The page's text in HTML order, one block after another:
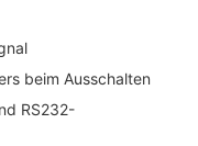
beim Ausschalten
RS232-